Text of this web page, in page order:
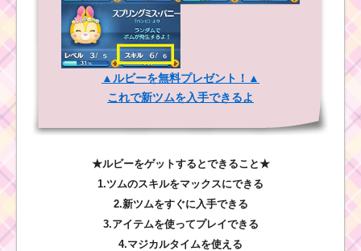
▲ルビーを無料プレゼント！▲
これで新ツムを入手できるよ
★ルビーをゲットするとできること★
1.ツムのスキルをマックスにできる
2.新ツムをすぐに入手できる
3.アイテムを使ってプレイできる
4.マジカルタイムを使える